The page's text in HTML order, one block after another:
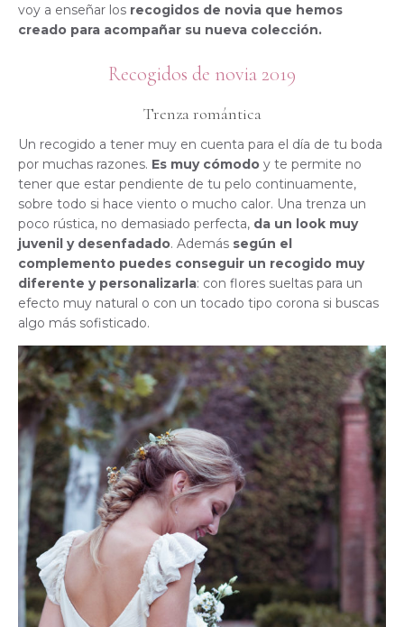
voy a enseñar los recogidos de novia que hemos
creado para acompañar su nueva colección.
Recogidos de novia 2019
Trenza romántica
Un recogido a tener muy en cuenta para el día de tu boda
por muchas razones. Es muy cómodo y te permite no
tener que estar pendiente de tu pelo continuamente,
sobre todo si hace viento o mucho calor. Una trenza un
poco rústica, no demasiado perfecta, da un look muy
juvenil y desenfadado. Además según el
complemento puedes conseguir un recogido muy
diferente y personalizarla: con flores sueltas para un
efecto muy natural o con un tocado tipo corona si buscas
algo más sofisticado.